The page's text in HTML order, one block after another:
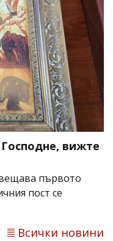
вижте
първото
пост се
Всички новини